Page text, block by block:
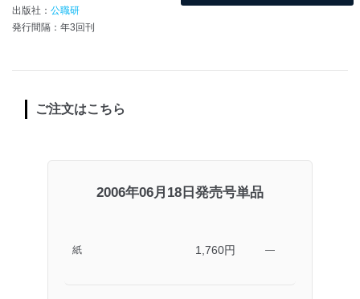
出版社： 公職研
発行間隔：年3回刊
ご注文はこちら
2006年06月18日発売号単品
紙 1,760円 ―